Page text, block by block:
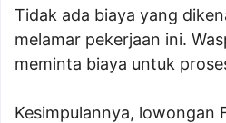
Tidak ada biaya yang
melamar pekerjaan ini.
meminta biaya untuk
Kesimpulannya, lowongan